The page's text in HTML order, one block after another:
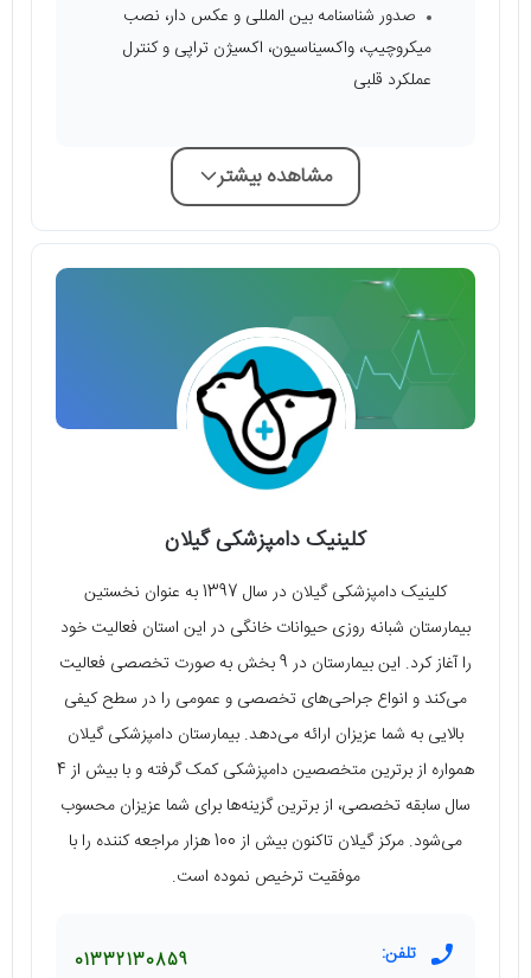
صدور شناسنامه بین المللی و عکس دار، نصب
میکروچیپ، واکسیناسیون، اکسیژن تراپی و کنترل
عملکرد قلبی
مشاهده بیشتر
کلینیک دامپزشکی گیلان
کلینیک دامپزشکی گیلان در سال 1397 به عنوان نخستین
بیمارستان شبانه روزی حیوانات خانگی در این استان فعالیت خود
را آغاز کرد. این بیمارستان در 9 بخش به صورت تخصصی فعالیت
می‌کند و انواع جراحی‌های تخصصی و عمومی را در سطح کیفی
بالایی به شما عزیزان ارائه می‌دهد. بیمارستان دامپزشکی گیلان
همواره از برترین متخصصین دامپزشکی کمک گرفته و با بیش از 4
سال سابقه تخصصی، از برترین گزینه‌ها برای شما عزیزان محسوب
می‌شود. مرکز گیلان تاکنون بیش از 100 هزار مراجعه کننده را با
موفقیت ترخیص نموده است.
تلفن: 01332130859